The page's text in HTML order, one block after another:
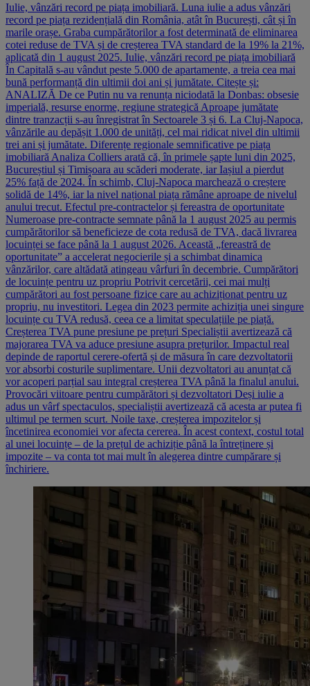
Iulie, vânzări record pe piața imobiliară. Luna iulie a adus vânzări
record pe piața rezidențială din România, atât în București, cât și în
marile orașe. Graba cumpărătorilor a fost determinată de eliminarea
cotei reduse de TVA și de creșterea TVA standard de la 19% la 21%,
aplicată din 1 august 2025. Iulie, vânzări record pe piața imobiliară
În Capitală s-au vândut peste 5.000 de apartamente, a treia cea mai
bună performanță din ultimii doi ani și jumătate. Citește și:
ANALIZĂ De ce Putin nu va renunța niciodată la Donbas: obsesie
imperială, resurse enorme, regiune strategică Aproape jumătate
dintre tranzacții s-au înregistrat în Sectoarele 3 și 6. La Cluj-Napoca,
vânzările au depășit 1.000 de unități, cel mai ridicat nivel din ultimii
trei ani și jumătate. Diferențe regionale semnificative pe piața
imobiliară Analiza Colliers arată că, în primele șapte luni din 2025,
Bucureștiul și Timișoara au scăderi moderate, iar Iașiul a pierdut
25% față de 2024. În schimb, Cluj-Napoca marchează o creștere
solidă de 14%, iar la nivel național piața rămâne aproape de nivelul
anului trecut. Efectul pre-contractelor și fereastra de oportunitate
Numeroase pre-contracte semnate până la 1 august 2025 au permis
cumpărătorilor să beneficieze de cota redusă de TVA, dacă livrarea
locuinței se face până la 1 august 2026. Această „fereastră de
oportunitate” a accelerat negocierile și a schimbat dinamica
vânzărilor, care altădată atingeau vârfuri în decembrie. Cumpărători
de locuințe pentru uz propriu Potrivit cercetării, cei mai mulți
cumpărători au fost persoane fizice care au achiziționat pentru uz
propriu, nu investitori. Legea din 2023 permite achiziția unei singure
locuințe cu TVA redusă, ceea ce a limitat speculațiile pe piață.
Creșterea TVA pune presiune pe prețuri Specialiștii avertizează că
majorarea TVA va aduce presiune asupra prețurilor. Impactul real
depinde de raportul cerere-ofertă și de măsura în care dezvoltatorii
vor absorbi costurile suplimentare. Unii dezvoltatori au anunțat că
vor acoperi parțial sau integral creșterea TVA până la finalul anului.
Provocări viitoare pentru cumpărători și dezvoltatori Deși iulie a
adus un vârf spectaculos, specialiștii avertizează că acesta ar putea fi
ultimul pe termen scurt. Noile taxe, creșterea impozitelor și
încetinirea economiei vor afecta cererea. În acest context, costul total
al unei locuințe – de la prețul de achiziție până la întreținere și
impozite – va conta tot mai mult în alegerea dintre cumpărare și
închiriere.